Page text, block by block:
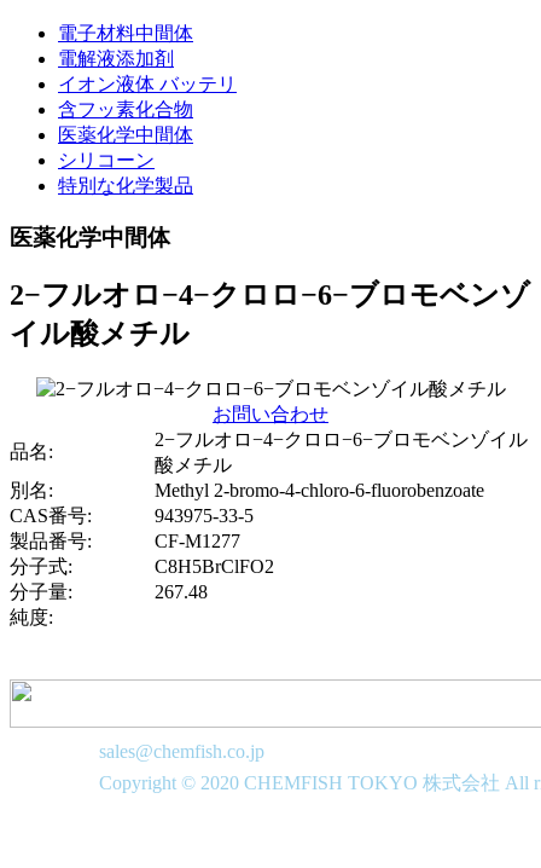
電子材料中間体
電解液添加剤
イオン液体 バッテリ
含フッ素化合物
医薬化学中間体
シリコーン
特別な化学製品
医薬化学中間体
2−フルオロ−4−クロロ−6−ブロモベンゾ
イル酸メチル
お問い合わせ
品名:
2−フルオロ−4−クロロ−6−ブロモベンゾイル
酸メチル
別名:
Methyl 2-bromo-4-chloro-6-fluorobenzoate
CAS番号:
943975-33-5
製品番号:
CF-M1277
分子式:
C8H5BrClFO2
分子量:
267.48
純度:
sales@chemfish.co.jp
Copyright © 2020 CHEMFISH TOKYO 株式会社 All